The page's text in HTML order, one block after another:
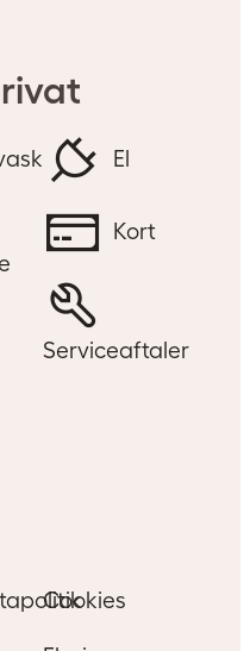
El
Kort
Serviceaftaler
Cookies